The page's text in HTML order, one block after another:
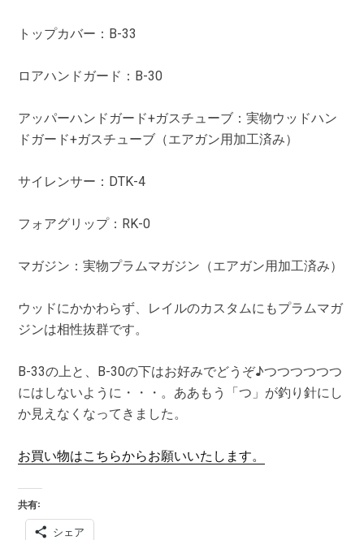
トップカバー：B-33
ロアハンドガード：B-30
アッパーハンドガード+ガスチューブ：実物ウッドハン
ドガード+ガスチューブ（エアガン用加工済み）
サイレンサー：DTK-4
フォアグリップ：RK-0
マガジン：実物プラムマガジン（エアガン用加工済み）
ウッドにかかわらず、レイルのカスタムにもプラムマガ
ジンは相性抜群です。
B-33の上と、B-30の下はお好みでどうぞ♪つつつつつつ
にはしないように・・・。ああもう「つ」が釣り針にし
か見えなくなってきました。
お買い物はこちらからお願いいたします。
共有:
シェア